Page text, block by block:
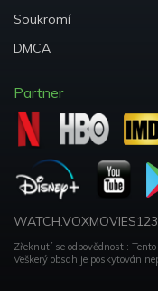
Soukromí
DMCA
Partner
Zřeknutí se odpovědnosti:
Veškerý obsah je poskytován